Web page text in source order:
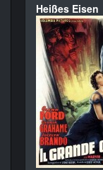
Heißes Eisen